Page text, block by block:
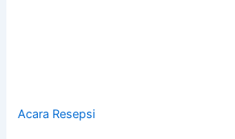
Acara Resepsi